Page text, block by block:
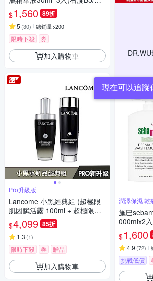
尿酸/保濕霸主/高效修護/敏感肌
適用)
$1,560 89折
5 (30) 總銷量>200
限時下殺 券
加入購物車
Pro升級版
Lancome 小黑經典組 (超極限
肌因賦活露 100ml + 超極限肌
因精華露150ml) 小黑水 小黑瓶
Pro升級
$4,099 85折
1.3 (1)
限時下殺 券 贈品
加入購物車
現在可以追蹤
潤澤保濕 乾
施巴
000mlx2
$1,600
4.9 (72)
挑戰低價